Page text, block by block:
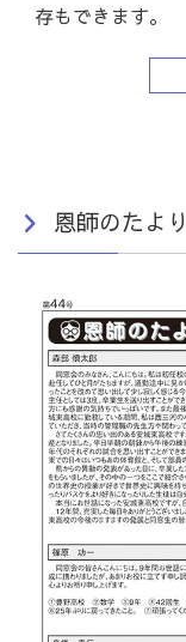
存もできます。
恩師のたより